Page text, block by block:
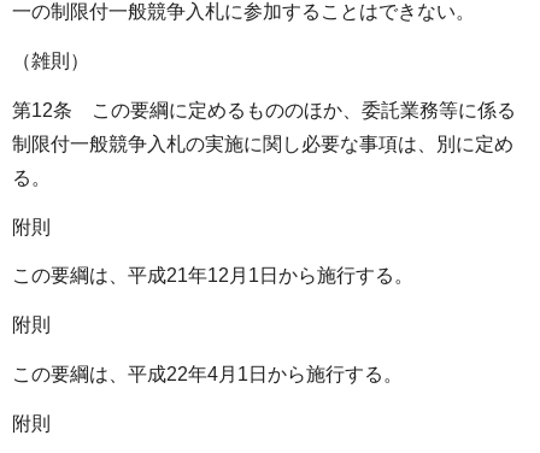
一の制限付一般競争入札に参加することはできない。
（雑則）
第12条 この要綱に定めるもののほか、委託業務等に係る
制限付一般競争入札の実施に関し必要な事項は、別に定め
る。
附則
この要綱は、平成21年12月1日から施行する。
附則
この要綱は、平成22年4月1日から施行する。
附則